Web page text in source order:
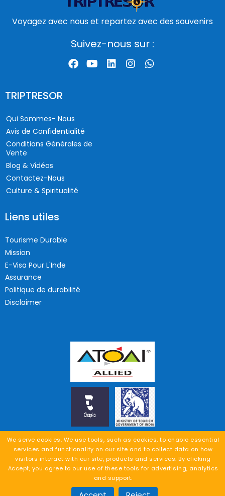
Voyagez avec nous et repartez avec des souvenirs
Suivez-nous sur :
TRIPTRESOR
Qui Sommes- Nous
Avis de Confidentialité
Conditions Générales de
Vente
Blog & Vidéos
Contactez-Nous
Culture & Spiritualité
Liens utiles
Tourisme Durable
Mission
E-Visa Pour L'Inde
Assurance
Politique de durabilité
Disclaimer
Demander un devis
2025 TripTresor. All Rights Reserved.
We serve cookies. We use tools, such as cookies, to enable essential
services and functionality on our site and to collect data on how
visitors interact with our site, products and services. By clicking
Accept, you agree to our use of these tools for advertising, analytics
and support.
window.onload = function(){};